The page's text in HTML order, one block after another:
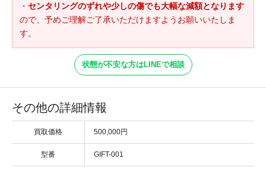
・ センタリングのずれや少しの傷でも大幅な減額となります
ので、予めご理解ご了承いただけますようお願いいたしま
す。
状態が不安な方はLINEで相談
その他の詳細情報
買取価格 500,000円
型番 GIFT-001